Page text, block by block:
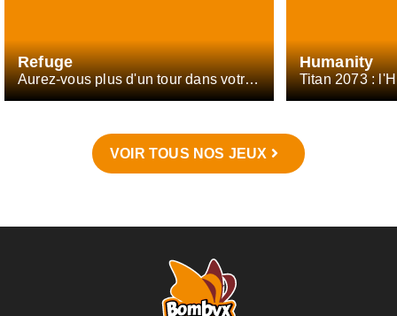
Refuge
Aurez-vous plus d'un tour dans votre sac ?
Humanity
VOIR TOUS NOS JEUX